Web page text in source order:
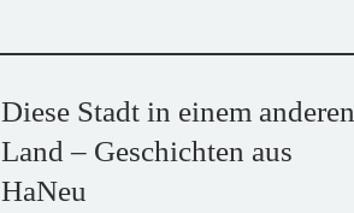
Diese Stadt in einem anderen
Land – Geschichten aus
HaNeu